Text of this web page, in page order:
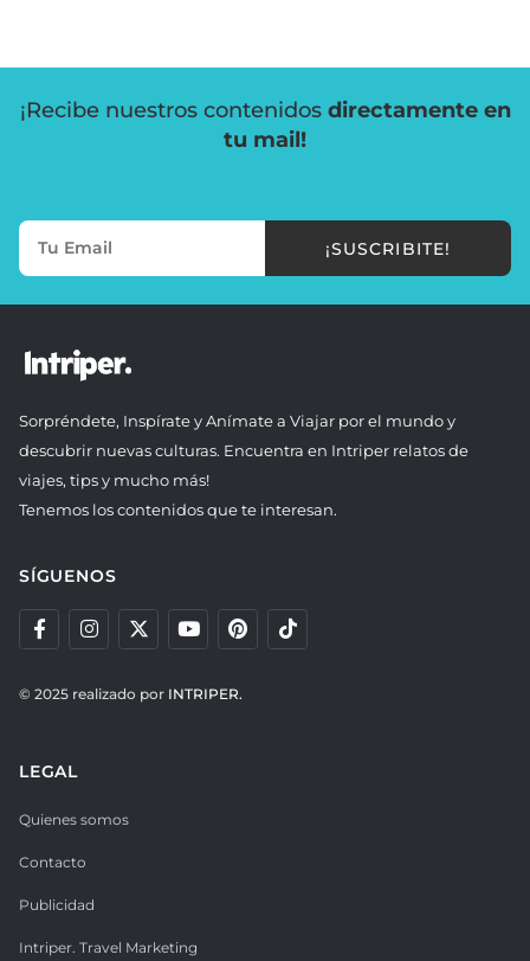
¡Recibe nuestros contenidos directamente en
tu mail!
¡SUSCRIBITE!
Sorpréndete, Inspírate y Anímate a Viajar por el mundo y
descubrir nuevas culturas. Encuentra en Intriper relatos de
viajes, tips y mucho más!
Tenemos los contenidos que te interesan.
SÍGUENOS
© 2025 realizado por INTRIPER.
LEGAL
Quienes somos
Contacto
Publicidad
Intriper. Travel Marketing